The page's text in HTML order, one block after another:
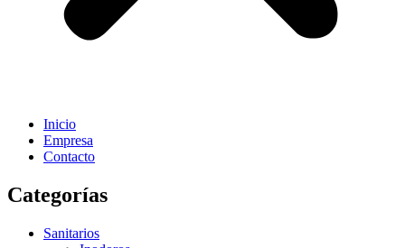
Inicio
Empresa
Contacto
Categorías
Sanitarios